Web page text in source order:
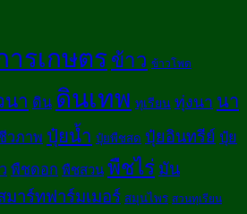
ารเกษตร ข้าว ข้าวโพด
นา ดิน ดินเทพ ทุเรียน ทุ่งนา นา
วภาพ ปุ๋ยน้ำ ปุ๋ยพืชสด ปุ๋ยอินทรีย์ ปุ๋ย
พืชดอก พืชสวน พืชไร่ มัน
มาร์ทฟาร์มเมอร์ สมุนไพร สวนทุเรียน